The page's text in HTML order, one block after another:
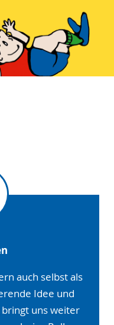
auch selbst als
Idee und
uns weiter